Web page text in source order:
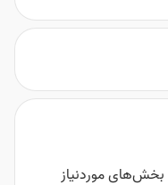
بخش‌های موردنیاز